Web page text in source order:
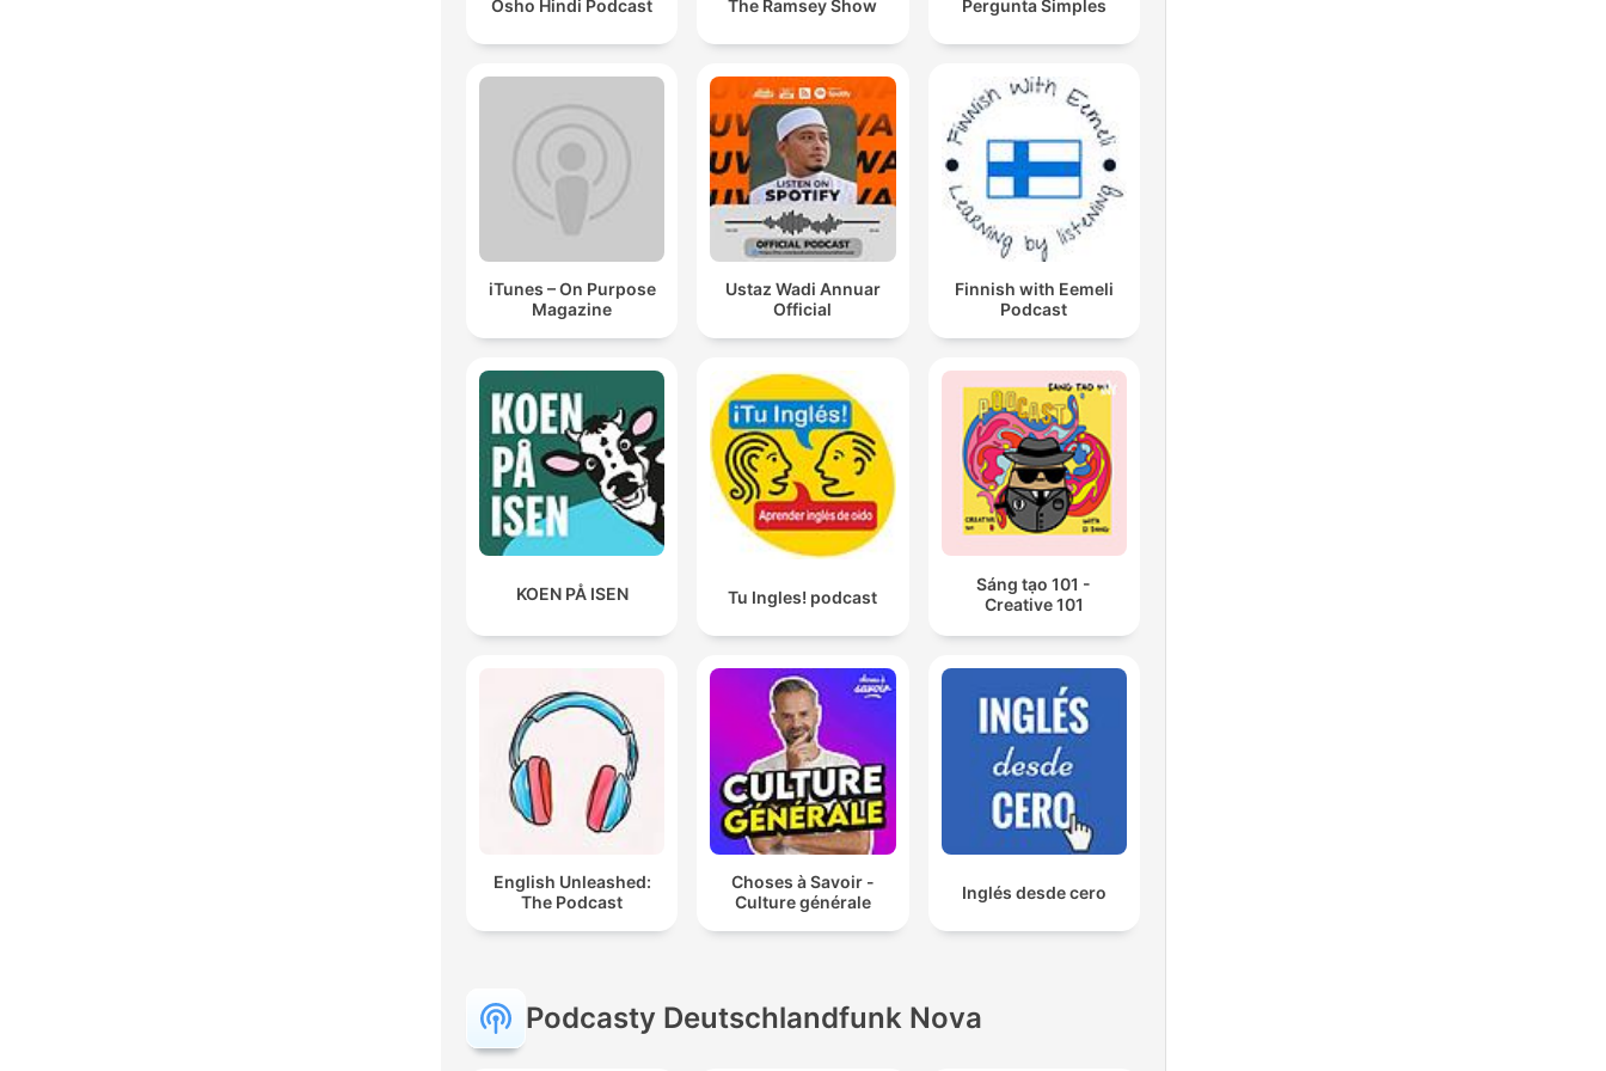
Osho Hindi Podcast The Ramsey Show Pergunta Simples
iTunes – On Purpose
Magazine
Ustaz Wadi Annuar
Official
Finnish with Eemeli
Podcast
KOEN PÅ ISEN Tu Ingles! podcast
Sáng tạo 101 -
Creative 101
English Unleashed:
The Podcast
Choses à Savoir -
Culture générale
Inglés desde cero
Podcasty Deutschlandfunk Nova